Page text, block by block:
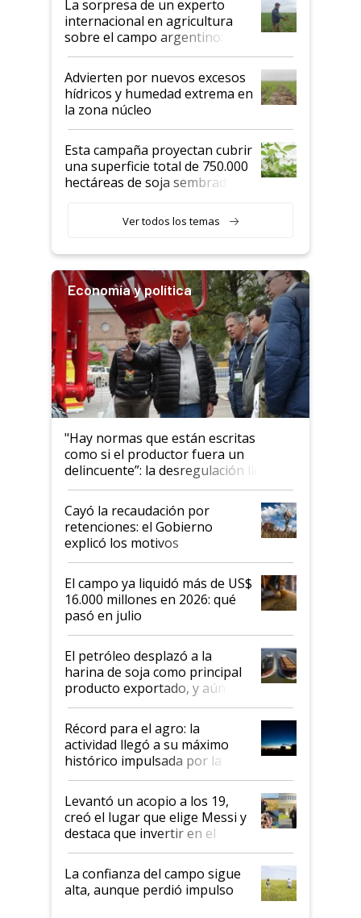
La sorpresa de un experto
internacional en agricultura
sobre el campo argentino:
"Estoy muy impresionado"
Advierten por nuevos excesos
hídricos y humedad extrema en
la zona núcleo
Esta campaña proyectan cubrir
una superficie total de 750.000
hectáreas de soja sembradas
variedades que marcan un
salto tecnológico en genética y
Ver todos los temas
Economía y política
"Hay normas que están escritas
como si el productor fuera un
delincuente”: la desregulación llegó
al Congreso Aapresid y hasta se
habló del financiamiento al IPCVA
Cayó la recaudación por
retenciones: el Gobierno
explicó los motivos
El campo ya liquidó más de US$
16.000 millones en 2026: qué
pasó en julio
El petróleo desplazó a la
harina de soja como principal
producto exportado, y aún así
el agro aportó casi seis de cada
diez dólares y sostuvo el
liderazgo en un semestre
récord
Récord para el agro: la
actividad llegó a su máximo
histórico impulsada por la
cosecha y las exportaciones
Levantó un acopio a los 19,
creó el lugar que elige Messi y
destaca que invertir en el
kirchnerismo era como "darle
plata a un hijo para droga":
Juan Félix Rossetti, el libertario
que de una dura crisis salió
La confianza del campo sigue
alta, aunque perdió impulso